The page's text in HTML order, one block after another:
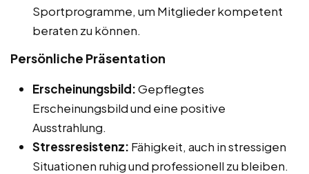
Sportprogramme, um Mitglieder kompetent
beraten zu können.
Persönliche Präsentation
Erscheinungsbild:Gepflegtes
Erscheinungsbild und eine positive
Ausstrahlung.
Stressresistenz: Fähigkeit, auch in stressigen
Situationen ruhig und professionell zu bleiben.